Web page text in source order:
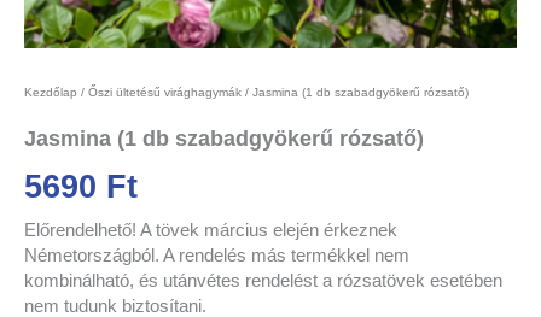
Kezdőlap / Őszi ültetésű virághagymák / Jasmina (1 db szabadgyökerű rózsatő)
Jasmina (1 db szabadgyökerű rózsatő)
5690 Ft
Előrendelhető! A tövek március elején érkeznek
Németországból. A rendelés más termékkel nem
kombinálható, és utánvétes rendelést a rózsatövek esetében
nem tudunk biztosítani.